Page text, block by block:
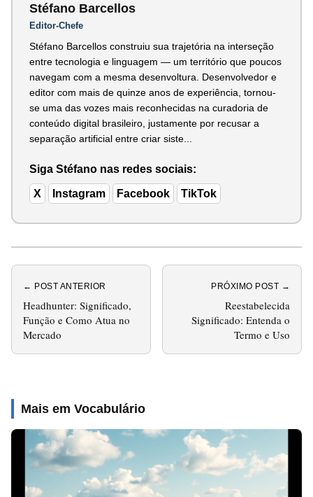
Stéfano Barcellos
Editor-Chefe
Stéfano Barcellos construiu sua trajetória na interseção
entre tecnologia e linguagem — um território que poucos
navegam com a mesma desenvoltura. Desenvolvedor e
editor com mais de quinze anos de experiência, tornou-
se uma das vozes mais reconhecidas na curadoria de
conteúdo digital brasileiro, justamente por recusar a
separação artificial entre criar siste...
Siga Stéfano nas redes sociais:
X Instagram Facebook TikTok
← POST ANTERIOR
Headhunter: Significado,
Função e Como Atua no
Mercado
PRÓXIMO POST →
Reestabelecida
Significado: Entenda o
Termo e Uso
Mais em Vocabulário